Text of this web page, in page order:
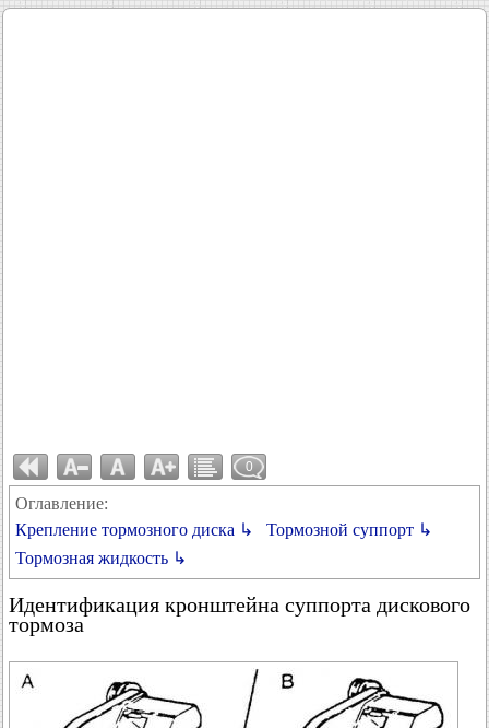
0
Оглавление:
Крепление тормозного диска ↳
Тормозной суппорт ↳
Тормозная жидкость ↳
Идентификация кронштейна суппорта дискового
тормоза